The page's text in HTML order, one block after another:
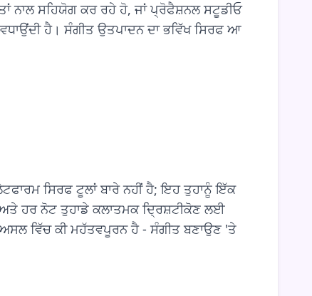
ਨਾਲ ਸਹਿਯੋਗ ਕਰ ਰਹੇ ਹੋ, ਜਾਂ ਪ੍ਰੋਫੈਸ਼ਨਲ ਸਟੂਡੀਓ
ਹੈ। ਸੰਗੀਤ ਉਤਪਾਦਨ ਦਾ ਭਵਿੱਖ ਸਿਰਫ ਆ
ਸਿਰਫ ਟੂਲਾਂ ਬਾਰੇ ਨਹੀਂ ਹੈ; ਇਹ ਤੁਹਾਨੂੰ ਇੱਕ
ਹਰ ਨੋਟ ਤੁਹਾਡੇ ਕਲਾਤਮਕ ਦ੍ਰਿਸ਼ਟੀਕੋਣ ਲਈ
ਵਿੱਚ ਕੀ ਮਹੱਤਵਪੂਰਨ ਹੈ - ਸੰਗੀਤ ਬਣਾਉਣ 'ਤੇ